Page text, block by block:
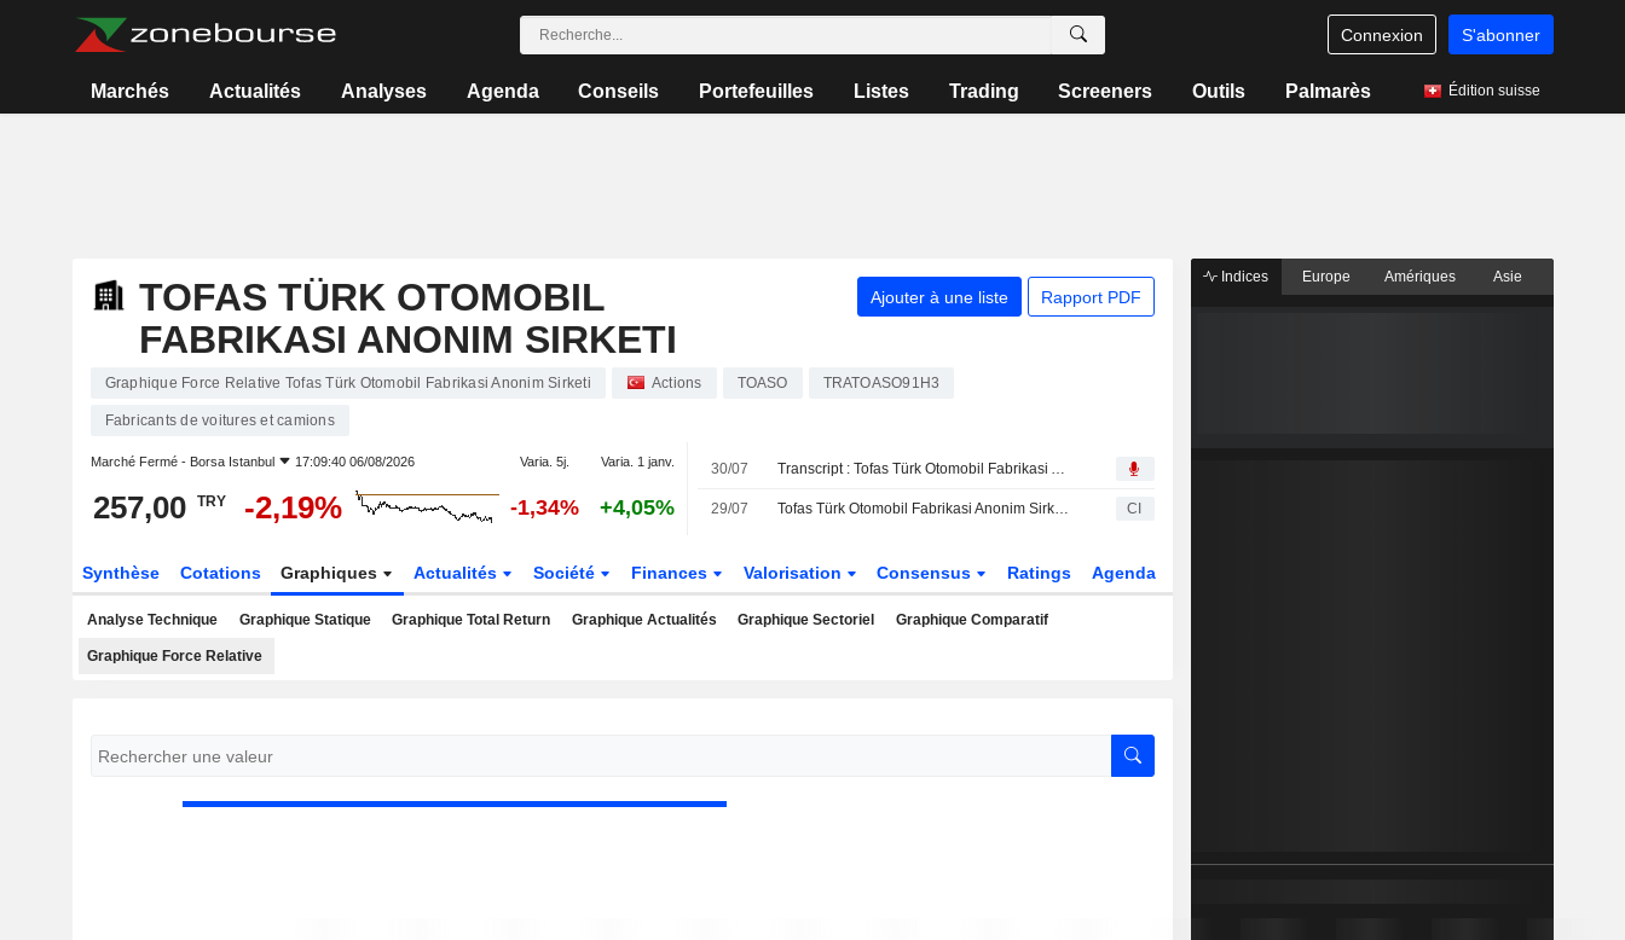
Connexion S'abonner
Marchés Actualités Analyses Agenda Conseils Portefeuilles Listes Trading Screeners Outils Palmarès Édition suisse
TOFAS TÜRK OTOMOBIL
FABRIKASI ANONIM SIRKETI
Ajouter à une liste Rapport PDF
Graphique Force Relative Tofas Türk Otomobil Fabrikasi Anonim Sirketi Actions TOASO TRATOASO91H3
Fabricants de voitures et camions
Marché Fermé - Borsa Istanbul 17:09:40 06/08/2026 Varia. 5j. Varia. 1 janv.
257,00 TRY -2,19% -1,34% +4,05%
30/07 Transcript : Tofas Türk Otomobil Fabrikasi Anonim Sirketi, H1 2026 Earnings Call, Jul 30, 2026
29/07 Tofas Türk Otomobil Fabrikasi Anonim Sirketi publie ses résultats pour le deuxième trimestre et le premier semestre clos le 30 juin 2026 CI
Synthèse Cotations Graphiques Actualités Société Finances Valorisation Consensus Ratings Agenda
Analyse Technique Graphique Statique Graphique Total Return Graphique Actualités Graphique Sectoriel Graphique Comparatif
Graphique Force Relative
Indices Europe Amériques Asie